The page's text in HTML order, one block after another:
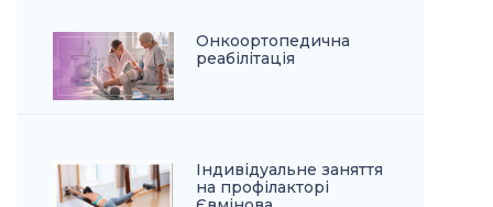
Онкоортопедична
реабілітація
Індивідуальне заняття
на профілакторі